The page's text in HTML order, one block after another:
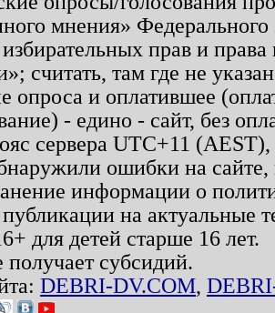
мнения»
прав и
считать, там где не
опроса и оплатившее
- едино - сайт, без
сервера UTC+11
ошибки на
информации о
на актуальные
для детей старше 16 лет.
субсидий.
DEBRI-DV.COM,